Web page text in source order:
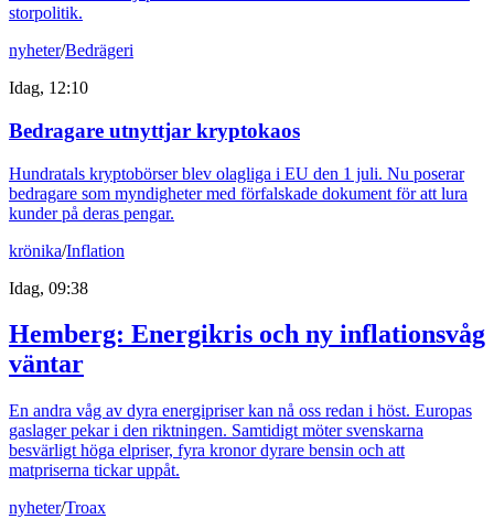
storpolitik.
nyheter/Bedrägeri
Idag, 12:10
Bedragare utnyttjar kryptokaos
Hundratals kryptobörser blev olagliga i EU den 1 juli. Nu poserar
bedragare som myndigheter med förfalskade dokument för att lura
kunder på deras pengar.
krönika/Inflation
Idag, 09:38
Hemberg: Energikris och ny inflationsvåg
väntar
En andra våg av dyra energipriser kan nå oss redan i höst. Europas
gaslager pekar i den riktningen. Samtidigt möter svenskarna
besvärligt höga elpriser, fyra kronor dyrare bensin och att
matpriserna tickar uppåt.
nyheter/Troax